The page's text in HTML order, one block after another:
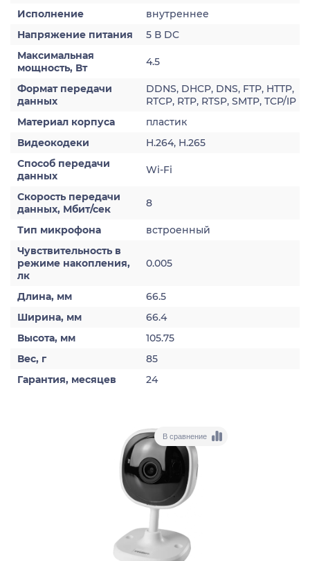
Исполнение
внутреннее
Напряжение питания
5 В DC
Максимальная
мощность, Вт
4.5
Формат передачи
данных
DDNS, DHCP, DNS, FTP, HTTP,
RTCP, RTP, RTSP, SMTP, TCP/IP
Материал корпуса
пластик
Видеокодеки
H.264, H.265
Способ передачи
данных
Wi-Fi
Скорость передачи
данных, Мбит/сек
8
Тип микрофона
встроенный
Чувствительность в
режиме накопления,
лк
0.005
Длина, мм
66.5
Ширина, мм
66.4
Высота, мм
105.75
Вес, г
85
Гарантия, месяцев
24
В сравнение